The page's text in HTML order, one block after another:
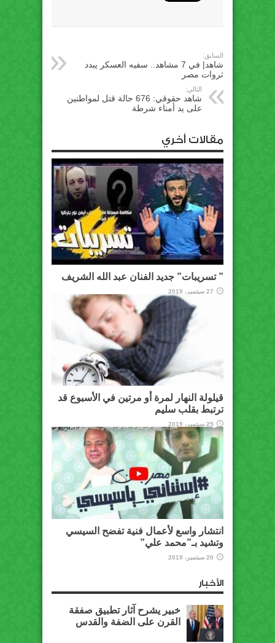
السابق:
شاهد| في 7 مشاهد.. سفيه العسكر يبدد
ثروات مصر
التالي:
شاهد حقوقي: 676 حالة قتل لمواطنين
على يد أمناء شرطة
مقالات أخري
” تسريبات” جديد الفنان عبد الله الشريف
27 سبتمبر، 2019
قيلولة النهار لمرة أو مرتين في الأسبوع قد
ترتبط بقلب سليم
25 سبتمبر، 2019
انتشار واسع لأعمال فنية تفضح السيسي
وتشيد بـ”محمد علي”
20 سبتمبر، 2019
الأخبار
خبير يشرح آثار تطبيق صفقة
القرن على الضفة والقدس